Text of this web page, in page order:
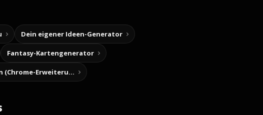
Dein eigener Ideen-Generator
Fantasy-Kartengenerator
Story-Notizen (Chrome-Erweiterung)